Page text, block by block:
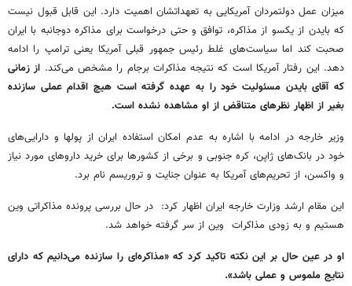
میزان عمل دولتمردان آمریکایی به تعهداتشان اهمیت دارد. این قابل قبول نیست
که بایدن از یکسو از مذاکره، توافق و حتی درخواست برای مذاکره دوجانبه با ایران
صحبت کند اما سیاست‌های غلط رئیس جمهور قبلی آمریکا یعنی ترامپ را ادامه
دهد. این رفتار آمریکا است که نتیجه مذاکرات برجام را مشخص می‌کند. از زمانی
که آقای بایدن مسئولیت خود را به عهده گرفته است هیچ اقدام عملی سازنده
بغیر از اظهار نظرهای متناقض از او مشاهده نشده است.
وزیر خارجه در ادامه با اشاره به عدم امکان استفاده ایران از پولها و دارایی‌های
خود در بانک‌های ژاپن، کره جنوبی و برخی از کشورها برای خرید داروهای مورد نیاز
و واکسن، از تحریم‌های آمریکا به عنوان جنایت و تروریسم نام برد.
این مقام ارشد وزارت خارجه ایران اظهار کرد: در حال بررسی پرونده مذاکراتی وین
هستیم و به زودی مذاکرات وین از سر گرفته خواهد شد.
او در عین حال بر این نکته تاکید کرد که «مذاکره‌ای را سازنده می‌دانیم که دارای
نتایج ملموس و عملی باشد».